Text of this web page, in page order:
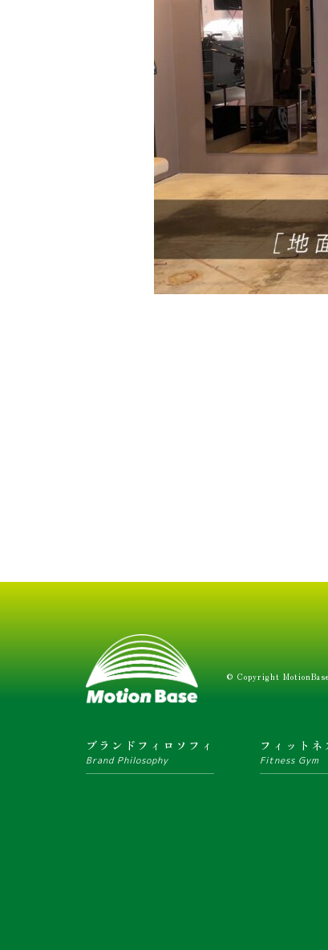
© Copyright
ブランドフィロソフィ
Brand Philosophy
フィットネ
Fitness Gym